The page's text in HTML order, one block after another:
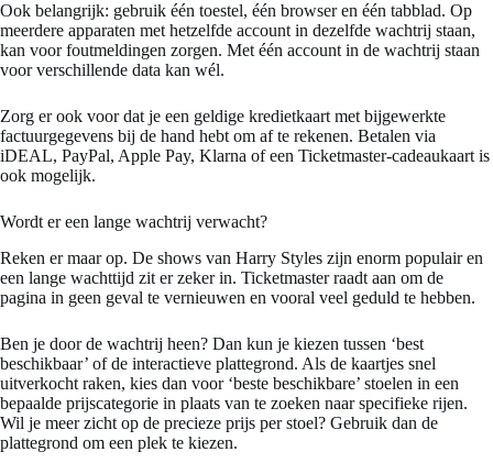
Ook belangrijk: gebruik één toestel, één browser en één tabblad. Op
meerdere apparaten met hetzelfde account in dezelfde wachtrij staan,
kan voor foutmeldingen zorgen. Met één account in de wachtrij staan
voor verschillende data kan wél.
Zorg er ook voor dat je een geldige kredietkaart met bijgewerkte
factuurgegevens bij de hand hebt om af te rekenen. Betalen via
iDEAL, PayPal, Apple Pay, Klarna of een Ticketmaster-cadeaukaart is
ook mogelijk.
Wordt er een lange wachtrij verwacht?
Reken er maar op. De shows van Harry Styles zijn enorm populair en
een lange wachttijd zit er zeker in. Ticketmaster raadt aan om de
pagina in geen geval te vernieuwen en vooral veel geduld te hebben.
Ben je door de wachtrij heen? Dan kun je kiezen tussen ‘best
beschikbaar’ of de interactieve plattegrond. Als de kaartjes snel
uitverkocht raken, kies dan voor ‘beste beschikbare’ stoelen in een
bepaalde prijscategorie in plaats van te zoeken naar specifieke rijen.
Wil je meer zicht op de precieze prijs per stoel? Gebruik dan de
plattegrond om een plek te kiezen.